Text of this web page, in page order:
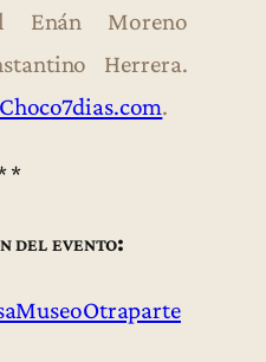
Enán Moreno
Herrera.
Choco7dias.com.
*
del evento: